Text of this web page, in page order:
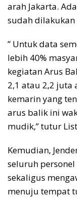
arah Jakarta.
sudah
” Untuk data
lebih 40%
kegiatan Arus
2,1 atau 2,2
kemarin yang
arus balik ini
mudik,” tutur
Kemudian,
seluruh
sekaligus
menuju tempat